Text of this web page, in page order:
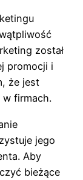
został
promocji i
że jest
w firmach.
jego
Aby
bieżące